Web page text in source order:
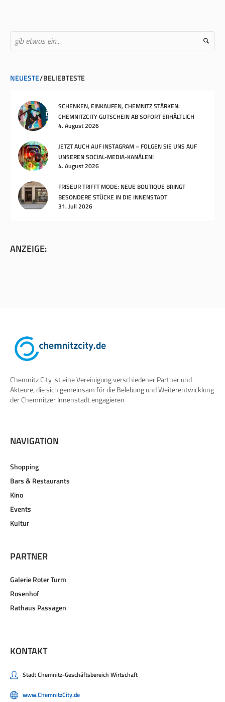
NEUESTE BELIEBTESTE
SCHENKEN, EINKAUFEN, CHEMNITZ STÄRKEN:
CHEMNITZCITY GUTSCHEIN AB SOFORT ERHÄLTLICH
4. August 2026
JETZT AUCH AUF INSTAGRAM – FOLGEN SIE UNS AUF
UNSEREN SOCIAL-MEDIA-KANÄLEN!
4. August 2026
FRISEUR TRIFFT MODE: NEUE BOUTIQUE BRINGT
BESONDERE STÜCKE IN DIE INNENSTADT
31. Juli 2026
ANZEIGE:
Chemnitz City ist eine Vereinigung verschiedener Partner und
Akteure, die sich gemeinsam für die Belebung und Weiterentwicklung
der Chemnitzer Innenstadt engagieren
NAVIGATION
Shopping
Bars & Restaurants
Kino
Events
Kultur
PARTNER
Galerie Roter Turm
Rosenhof
Rathaus Passagen
KONTAKT
Stadt Chemnitz-Geschäftsbereich Wirtschaft
www.ChemnitzCity.de